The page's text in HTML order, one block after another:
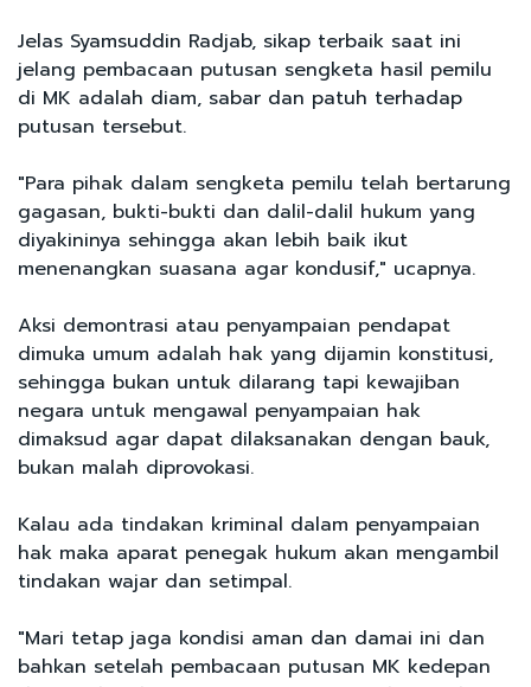
Jelas Syamsuddin Radjab, sikap terbaik saat ini
jelang pembacaan putusan sengketa hasil pemilu
di MK adalah diam, sabar dan patuh terhadap
putusan tersebut.
"Para pihak dalam sengketa pemilu telah bertarung
gagasan, bukti-bukti dan dalil-dalil hukum yang
diyakininya sehingga akan lebih baik ikut
menenangkan suasana agar kondusif," ucapnya.
Aksi demontrasi atau penyampaian pendapat
dimuka umum adalah hak yang dijamin konstitusi,
sehingga bukan untuk dilarang tapi kewajiban
negara untuk mengawal penyampaian hak
dimaksud agar dapat dilaksanakan dengan bauk,
bukan malah diprovokasi.
Kalau ada tindakan kriminal dalam penyampaian
hak maka aparat penegak hukum akan mengambil
tindakan wajar dan setimpal.
"Mari tetap jaga kondisi aman dan damai ini dan
bahkan setelah pembacaan putusan MK kedepan